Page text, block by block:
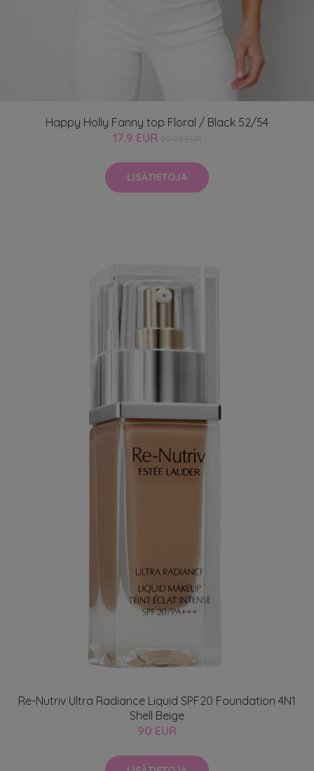
Happy Holly Fanny top Floral / Black 52/54
17.9 EUR
LISÄTIETOJA
Re-Nutriv Ultra Radiance Liquid SPF20 Foundation 4N1
Shell Beige
90 EUR